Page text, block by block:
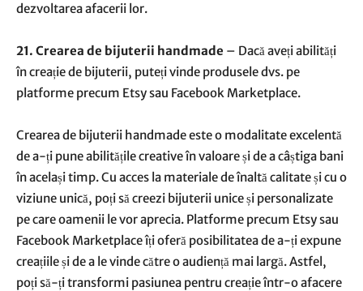
dezvoltarea afacerii lor.
21. Crearea de bijuterii handmade – Dacă aveți abilități
în creație de bijuterii, puteți vinde produsele dvs. pe
platforme precum Etsy sau Facebook Marketplace.
Crearea de bijuterii handmade este o modalitate excelentă
de a-ți pune abilitățile creative în valoare și de a câștiga bani
în același timp. Cu acces la materiale de înaltă calitate și cu o
viziune unică, poți să creezi bijuterii unice și personalizate
pe care oamenii le vor aprecia. Platforme precum Etsy sau
Facebook Marketplace îți oferă posibilitatea de a-ți expune
creațiile și de a le vinde către o audiență mai largă. Astfel,
poți să-ți transformi pasiunea pentru creație într-o afacere